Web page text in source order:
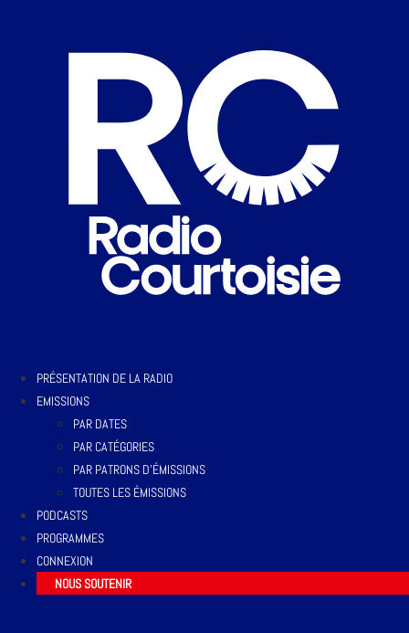
PRÉSENTATION DE LA RADIO
EMISSIONS
PAR DATES
PAR CATÉGORIES
PAR PATRONS D’ÉMISSIONS
TOUTES LES ÉMISSIONS
PODCASTS
PROGRAMMES
CONNEXION
NOUS SOUTENIR